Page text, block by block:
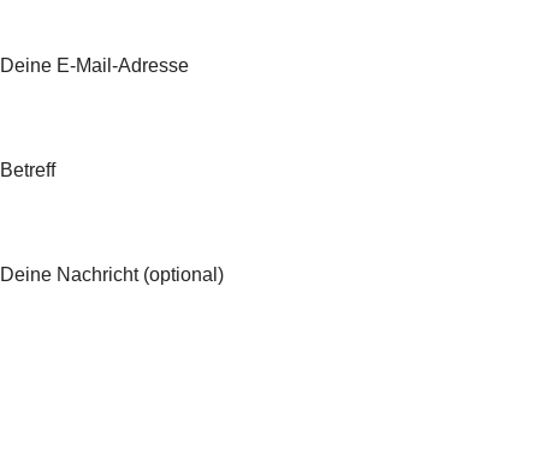
Deine E-Mail-Adresse
Betreff
Deine Nachricht (optional)